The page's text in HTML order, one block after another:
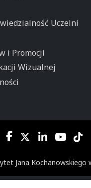
Uczelni
i Promocji
Wizualnej
Jana Kochanowskiego